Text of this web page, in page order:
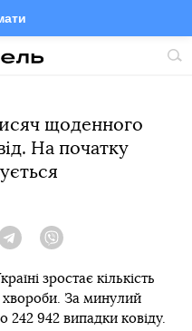
Twitter
щоденного
На початку
Telegram
зростає кількість
хвороби. За минулий
242 942 випадки ковіду.